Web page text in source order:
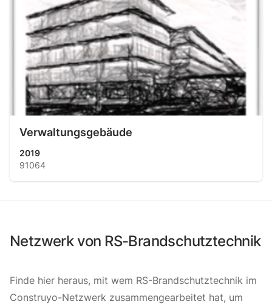
Verwaltungsgebäude
2019
91064
Netzwerk von RS-Brandschutztechnik
Finde hier heraus, mit wem RS-Brandschutztechnik im
Construyo-Netzwerk zusammengearbeitet hat, um